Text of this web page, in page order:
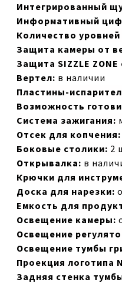
Интегрированный
Информативный
Количество уровней
Защита камеры от
Защита SIZZLE
Вертел: в наличии
Пластины-
Возможность
Система зажигания:
Отсек для копчения:
Боковые столики: 2
Открывалка: в
Крючки для
Доска для нарезки:
Емкость для
Освещение камеры:
Освещение
Освещение тумбы
Проекция логотипа
Задняя стенка